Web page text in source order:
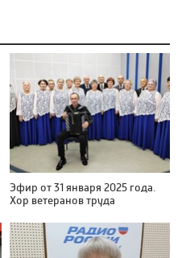
Эфир от 31 января 2025 года.
Хор ветеранов труда